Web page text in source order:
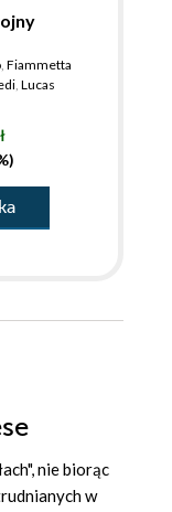
, Fiammetta
, Lucas
nie biorąc
w